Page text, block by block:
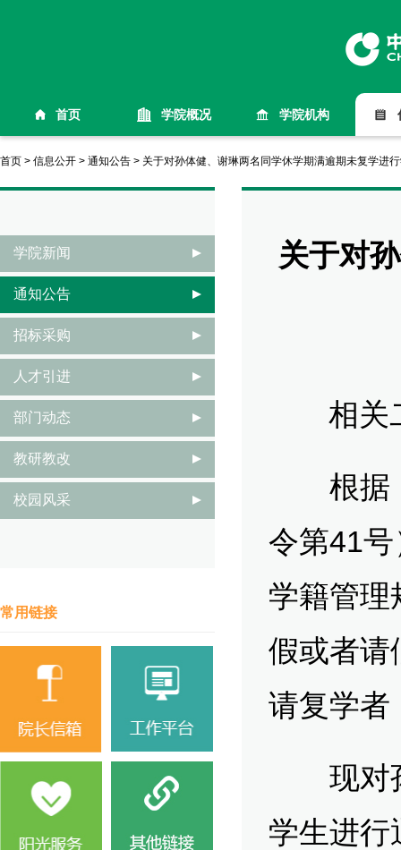
首页 学院概况 学院机构
首页 > 信息公开 > 通知公告 > 关于对孙体健、谢琳两名同学休学期满逾期未复学进
关于对
相关
根据《
令第41
学籍管理
假或者请
请复学者
现对孙
学生进
学院新闻
通知公告
招标采购
人才引进
部门动态
教研教改
校园风采
常用链接